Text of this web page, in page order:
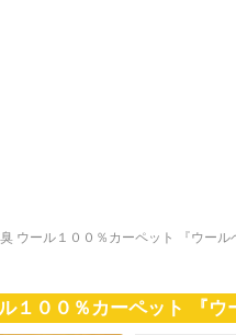
ウール１００％カーペット 『ウー
１００％カーペット 『